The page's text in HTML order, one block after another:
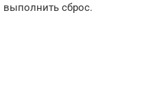
выполнить сброс.